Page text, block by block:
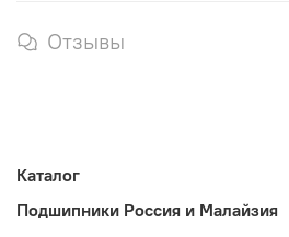
Отзывы
Каталог
Подшипники Россия и Малайзия